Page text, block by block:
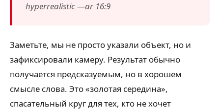
hyperrealistic —ar 16:9
Заметьте, мы не просто указали объект, но и
зафиксировали камеру. Результат обычно
получается предсказуемым, но в хорошем
смысле слова. Это «золотая середина»,
спасательный круг для тех, кто не хочет